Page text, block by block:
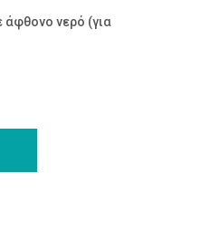
άφθονο νερό (για